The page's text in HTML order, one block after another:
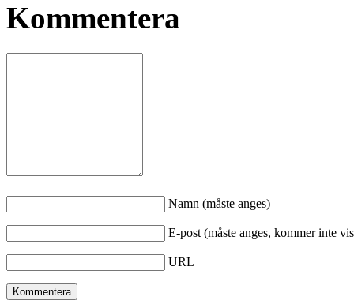
Kommentera
Namn (måste anges)
E-post (måste anges, kommer inte
URL